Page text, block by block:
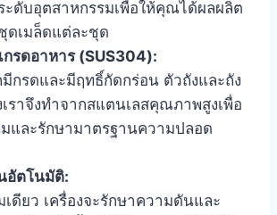
ะดับอุตสาหกรรมเพื่อให้คุณได้ผลผลิต
ดเมล็ดแต่ละชุด
กรดอาหาร (SUS304):
กรดและมีฤทธิ์กัดกร่อน ตัวถังและถัง
ราจึงทำจากสแตนเลสคุณภาพสูงเพื่อ
และรักษามาตรฐานความปลอด
อัตโนมัติ:
เดียว เครื่องจะรักษาความดันและ